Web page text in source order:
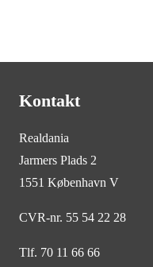
Kontakt
Realdania
Jarmers Plads 2
1551 København V
CVR-nr. 55 54 22 28
Tlf. 70 11 66 66